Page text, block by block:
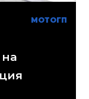
МОТОГП